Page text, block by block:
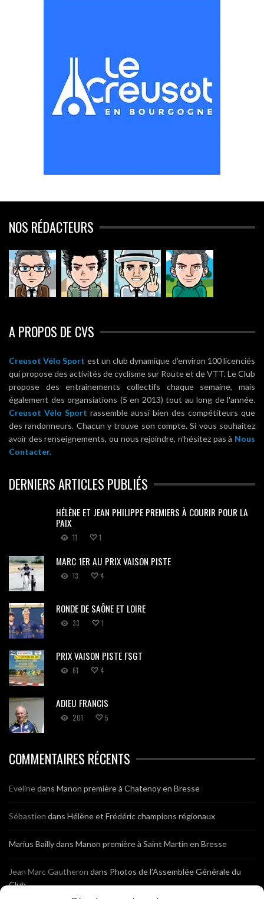
NOS RÉDACTEURS
A PROPOS DE CVS
Creusot Vélo Sport est un club dynamique d'environ 100 licenciés
qui propose des activités de cyclisme sur Route et de VTT. Le Club
propose des entraînements collectifs chaque semaine, mais
également des organsiations (5 en 2013) tout au long de l'année.
Creusot Vélo Sport rassemble aussi bien des compétiteurs que
des randonneurs. Chacun y trouve son compte. Si vous souhaitez
avoir des renseignements, ou nous rejoindre, n'hésitez pas à Nous
Contacter.
DERNIERS ARTICLES PUBLIÉS
HÉLÈNE ET JEAN PHILIPPE PREMIERS À COURIR POUR LA
PAIX
11 1
MARC 1ER AU PRIX VAISON PISTE
13 4
RONDE DE SAÔNE ET LOIRE
33 1
PRIX VAISON PISTE FSGT
61 4
ADIEU FRANCIS
201 5
COMMENTAIRES RÉCENTS
Evelinedans Manon première à Chatenoy en Bresse
Sébastien dans Hélène et Frédéric champions régionaux
Marius Baillydans Manon première à Saint Martin en Bresse
Jean Marc Gautheron dans Photos de l’Assemblée Générale du
Club